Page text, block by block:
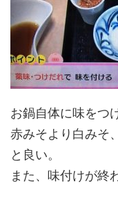
お鍋自体に味をつ
赤みそより白みそ
と良い。
また、味付けが終